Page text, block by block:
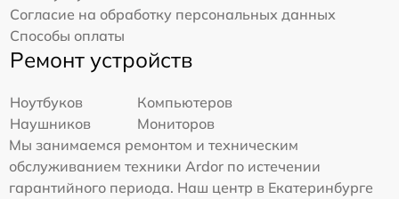
Согласие на обработку персональных данных
Способы оплаты
Ремонт устройств
Ноутбуков
Компьютеров
Наушников
Мониторов
Мы занимаемся ремонтом и техническим
обслуживанием техники Ardor по истечении
гарантийного периода. Наш центр в Екатеринбурге